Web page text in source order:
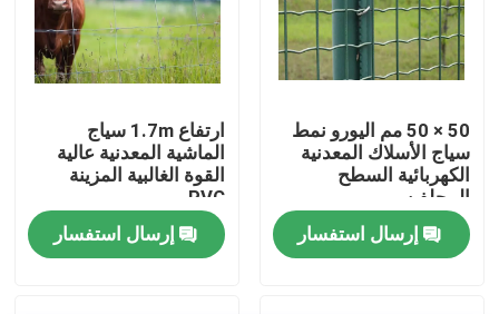
حولنا
جولة في المصنع
مراقبة الجودة
50 × 50 مم اليورو نمط
سياج الأسلاك المعدنية
الكهربائية السطح
المجلفن
إرسال استفسار
ارتفاع 1.7m سياج
الماشية المعدنية عالية
القوة الغالبية المزينة
PVC
إرسال استفسار